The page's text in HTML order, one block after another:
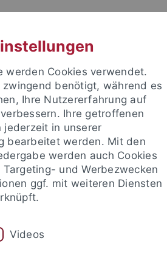
& PUBLIZIEREN
werden Cookies verwendet.
benötigt, während es
Ihre Nutzererfahrung auf
Ihre getroffenen
jederzeit in unserer
bearbeitet werden. Mit den
werden auch Cookies
und Werbezwecken
ggf. mit weiteren Diensten
Videos